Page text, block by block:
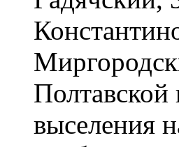
выселения